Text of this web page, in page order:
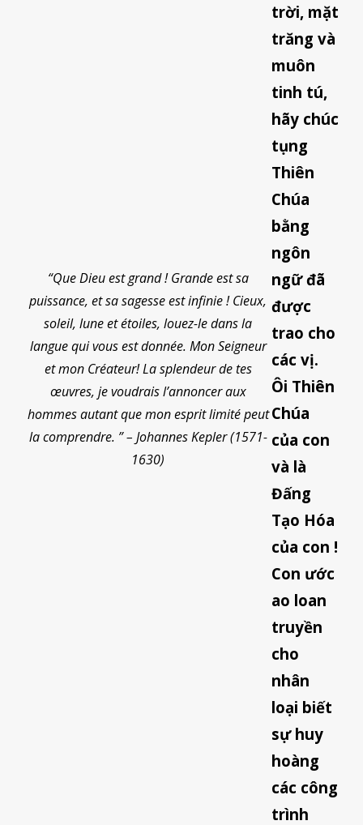
“Que Dieu est grand ! Grande est sa
puissance, et sa sagesse est infinie ! Cieux,
soleil, lune et étoiles, louez-le dans la
langue qui vous est donnée. Mon Seigneur
et mon Créateur! La splendeur de tes
œuvres, je voudrais l’annoncer aux
hommes autant que mon esprit limité peut
la comprendre. ” – Johannes Kepler (1571-
1630)
trời, mặt
trăng và
muôn
tinh tú,
hãy chúc
tụng
Thiên
Chúa
bằng
ngôn
ngữ đã
được
trao cho
các vị.
Ôi Thiên
Chúa
của con
và là
Đấng
Tạo Hóa
của con !
Con ước
ao loan
truyền
cho
nhân
loại biết
sự huy
hoàng
các công
trình